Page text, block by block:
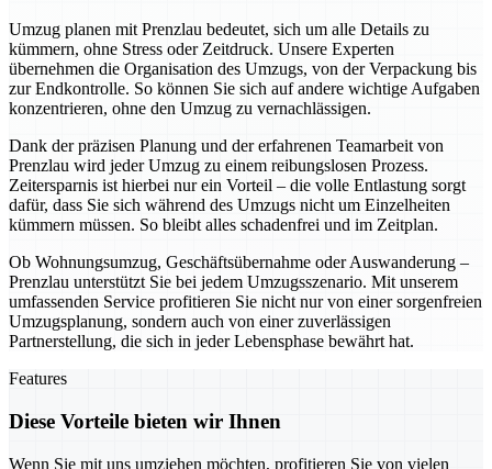
Umzug planen mit Prenzlau bedeutet, sich um alle Details zu
kümmern, ohne Stress oder Zeitdruck. Unsere Experten
übernehmen die Organisation des Umzugs, von der Verpackung bis
zur Endkontrolle. So können Sie sich auf andere wichtige Aufgaben
konzentrieren, ohne den Umzug zu vernachlässigen.
Dank der präzisen Planung und der erfahrenen Teamarbeit von
Prenzlau wird jeder Umzug zu einem reibungslosen Prozess.
Zeitersparnis ist hierbei nur ein Vorteil – die volle Entlastung sorgt
dafür, dass Sie sich während des Umzugs nicht um Einzelheiten
kümmern müssen. So bleibt alles schadenfrei und im Zeitplan.
Ob Wohnungsumzug, Geschäftsübernahme oder Auswanderung –
Prenzlau unterstützt Sie bei jedem Umzugsszenario. Mit unserem
umfassenden Service profitieren Sie nicht nur von einer sorgenfreien
Umzugsplanung, sondern auch von einer zuverlässigen
Partnerstellung, die sich in jeder Lebensphase bewährt hat.
Features
Diese Vorteile bieten wir Ihnen
Wenn Sie mit uns umziehen möchten, profitieren Sie von vielen